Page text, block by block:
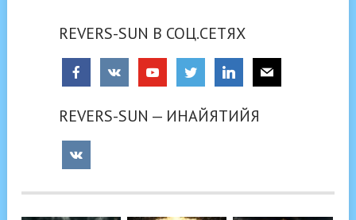
REVERS-SUN В СОЦ.СЕТЯХ
REVERS-SUN — ИНАЙЯТИЙЯ